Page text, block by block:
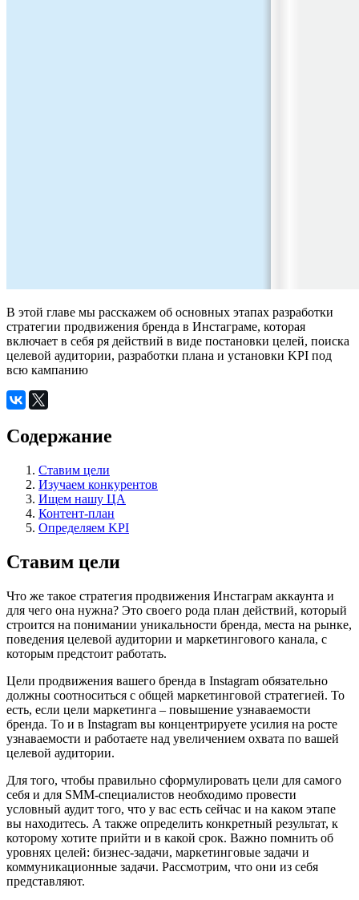
В этой главе мы расскажем об основных этапах разработки
стратегии продвижения бренда в Инстаграме, которая
включает в себя ря действий в виде постановки целей, поиска
целевой аудитории, разработки плана и установки KPI под
всю кампанию
Содержание
Ставим цели
Изучаем конкурентов
Ищем нашу ЦА
Контент-план
Определяем KPI
Ставим цели
Что же такое стратегия продвижения Инстаграм аккаунта и
для чего она нужна? Это своего рода план действий, который
строится на понимании уникальности бренда, места на рынке,
поведения целевой аудитории и маркетингового канала, с
которым предстоит работать.
Цели продвижения вашего бренда в Instagram обязательно
должны соотноситься с общей маркетинговой стратегией. То
есть, если цели маркетинга – повышение узнаваемости
бренда. То и в Instagram вы концентрируете усилия на росте
узнаваемости и работаете над увеличением охвата по вашей
целевой аудитории.
Для того, чтобы правильно сформулировать цели для самого
себя и для SMM-специалистов необходимо провести
условный аудит того, что у вас есть сейчас и на каком этапе
вы находитесь. А также определить конкретный результат, к
которому хотите прийти и в какой срок. Важно помнить об
уровнях целей: бизнес-задачи, маркетинговые задачи и
коммуникационные задачи. Рассмотрим, что они из себя
представляют.